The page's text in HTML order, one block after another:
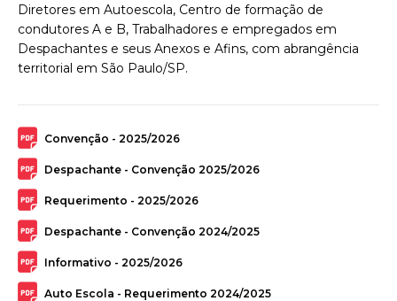
Diretores em Autoescola, Centro de formação de
condutores A e B, Trabalhadores e empregados em
Despachantes e seus Anexos e Afins, com abrangência
territorial em São Paulo/SP.
Convenção - 2025/2026
Despachante - Convenção 2025/2026
Requerimento - 2025/2026
Despachante - Convenção 2024/2025
Informativo - 2025/2026
Auto Escola - Requerimento 2024/2025